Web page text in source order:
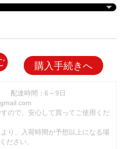
購入手続きへ
配達時間：6～9日
ので、安心して買ってご使用くだ
り、入荷時間が予想以上になる場
ださい。